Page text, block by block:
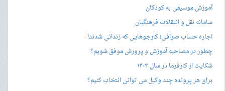
آموزش موسیقی به کودکان
سامانه نقل و انتقالات فرهنگیان
اجاره حساب صرافی؛ کارجوهایی که زندانی شدند!
چطور در مصاحبه‌ آموزش و پرورش موفق شویم؟
شکایت از کارفرما در سال ۱۴۰۳
برای هر پرونده چند وکیل می توانی انتخاب کنیم؟